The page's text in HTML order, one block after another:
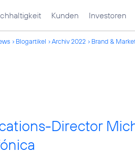
Kunden Investoren
Blogartikel Archiv 2022 Brand &
Director